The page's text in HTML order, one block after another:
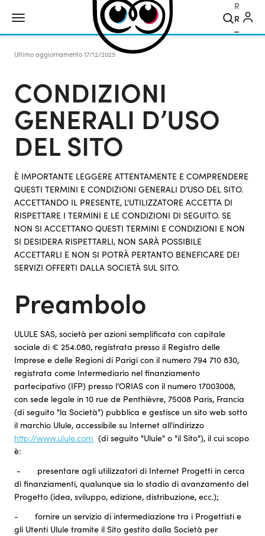
Ricerca
Ultimo aggiornamento 17/12/2025
CONDIZIONI
GENERALI D’USO
DEL SITO
È IMPORTANTE LEGGERE ATTENTAMENTE E COMPRENDERE
QUESTI TERMINI E CONDIZIONI GENERALI D’USO DEL SITO.
ACCETTANDO IL PRESENTE, L'UTILIZZATORE ACCETTA DI
RISPETTARE I TERMINI E LE CONDIZIONI DI SEGUITO. SE
NON SI ACCETTANO QUESTI TERMINI E CONDIZIONI E NON
SI DESIDERA RISPETTARLI, NON SARÀ POSSIBILE
ACCETTARLI E NON SI POTRÀ PERTANTO BENEFICARE DEI
SERVIZI OFFERTI DALLA SOCIETÀ SUL SITO.
Preambolo
ULULE SAS, società per azioni semplificata con capitale
sociale di € 254.080, registrata presso il Registro delle
Imprese e delle Regioni di Parigi con il numero 794 710 830,
registrata come Intermediario nel finanziamento
partecipativo (IFP) presso l’ORIAS con il numero 17003008,
con sede legale in 10 rue de Penthièvre, 75008 Paris, Francia
(di seguito "la Società") pubblica e gestisce un sito web sotto
il marchio Ulule, accessibile su Internet all'indirizzo
http://www.ulule.com (di seguito "Ulule" o "il Sito"), il cui scopo
è:
- presentare agli utilizzatori di Internet Progetti in cerca
di finanziamenti, qualunque sia lo stadio di avanzamento del
Progetto (idea, sviluppo, edizione, distribuzione, ecc.);
- fornire un servizio di intermediazione tra i Progettisti e
gli Utenti Ulule tramite il Sito gestito dalla Società per